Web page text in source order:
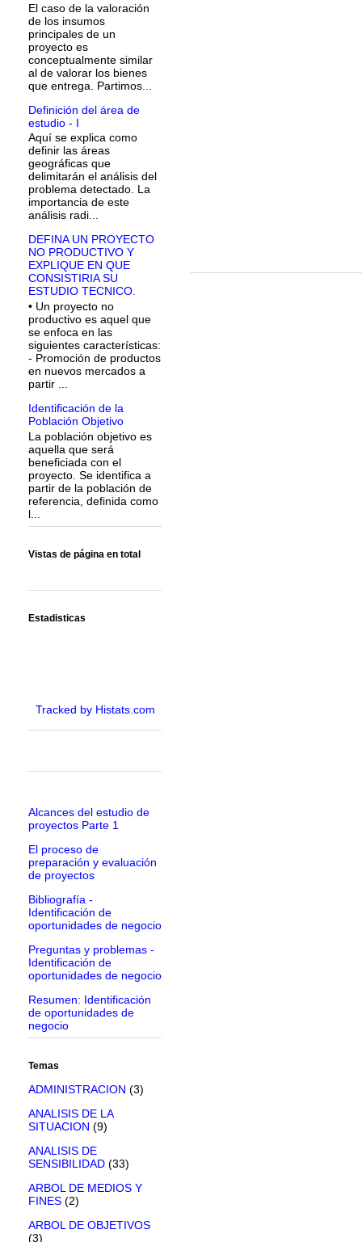
El caso de la valoración
de los insumos
principales de un
proyecto es
conceptualmente similar
al de valorar los bienes
que entrega. Partimos...
Definición del área de
estudio - I
Aquí se explica como
definir las áreas
geográficas que
delimitarán el análisis del
problema detectado. La
importancia de este
análisis radi...
DEFINA UN PROYECTO
NO PRODUCTIVO Y
EXPLIQUE EN QUE
CONSISTIRIA SU
ESTUDIO TECNICO.
• Un proyecto no
productivo es aquel que
se enfoca en las
siguientes características:
- Promoción de productos
en nuevos mercados a
partir ...
Identificación de la
Población Objetivo
La población objetivo es
aquella que será
beneficiada con el
proyecto. Se identifica a
partir de la población de
referencia, definida como
l...
Vistas de página en total
Estadisticas
Tracked by Histats.com
Alcances del estudio de
proyectos Parte 1
El proceso de
preparación y evaluación
de proyectos
Bibliografía -
Identificación de
oportunidades de negocio
Preguntas y problemas -
Identificación de
oportunidades de negocio
Resumen: Identificación
de oportunidades de
negocio
Temas
ADMINISTRACION (3)
ANALISIS DE LA
SITUACION (9)
ANALISIS DE
SENSIBILIDAD (33)
ARBOL DE MEDIOS Y
FINES (2)
ARBOL DE OBJETIVOS
(3)